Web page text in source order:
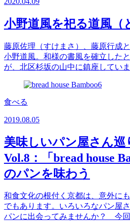
小野道風を祀る道風（
藤原佐理（すけまさ）、藤原行成
小野道風。和様の書風を確立した
が、北区杉坂の山中に鎮座していま
食べる
2019.08.05
美味しいパン屋さん
Vol.8：「bread house
のパンを味わう
和食文化の根付く京都は、意外に
でもあります。いろいろなパン屋
パンに出会ってみませんか？ 今